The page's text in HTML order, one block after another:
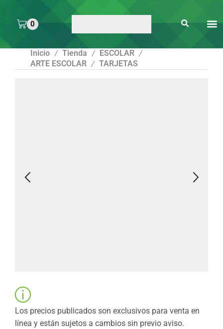
0
Inicio / Tienda / ESCOLAR /
ARTE ESCOLAR / TARJETAS
Los precios publicados son exclusivos para venta en
línea y están sujetos a cambios sin previo aviso.